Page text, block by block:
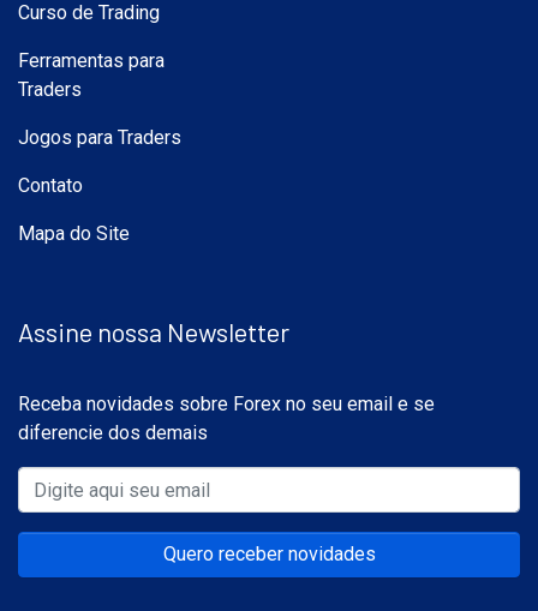
Curso de Trading
Ferramentas para
Traders
Jogos para Traders
Contato
Mapa do Site
Assine nossa Newsletter
Receba novidades sobre Forex no seu email e se
diferencie dos demais
Quero receber novidades